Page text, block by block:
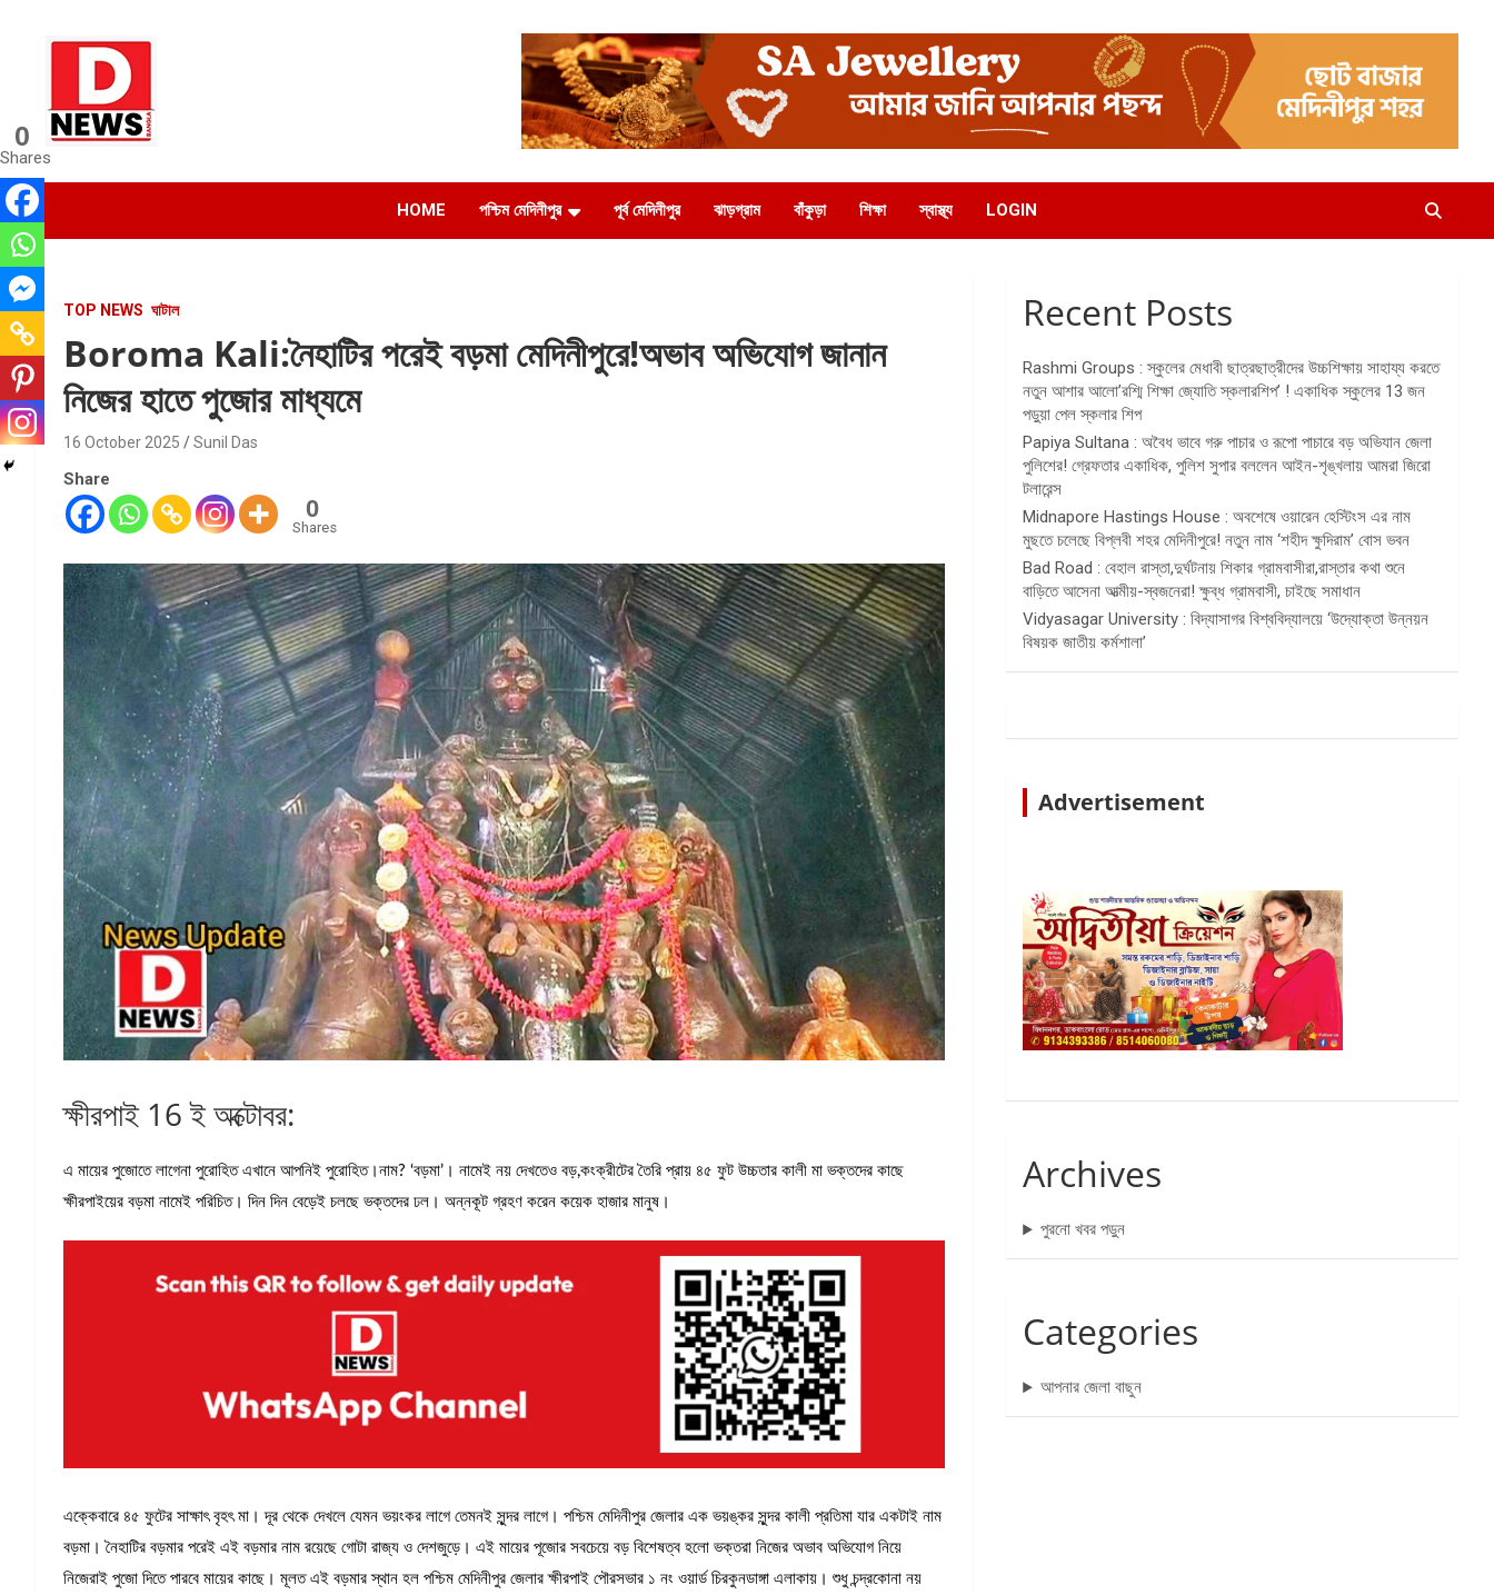
Dnews
#Medinipur #News #LatestBengali #NewsBangla
#Medinipur24X7News
HOME
পশ্চিম মেদিনীপুর পূর্ব মেদিনীপুর ঝাড়গ্রাম বাঁকুড়া শিক্ষা স্বাস্থ্য LOGIN
TOP NEWS ঘাটাল
Boroma Kali:নৈহাটির পরেই বড়মা মেদিনীপুরে!অভাব অভিযোগ জানান
নিজের হাতে পুজোর মাধ্যমে
16 October 2025 Sunil Das
Share
0
Shares
ক্ষীরপাই 16 ই অক্টোবর:
এ মায়ের পুজোতে লাগেনা পুরোহিত এখানে আপনিই পুরোহিত।নাম? ‘বড়মা’। নামেই নয় দেখতেও বড়,কংক্রীটের তৈরি প্রায় ৪৫ ফুট উচ্চতার কালী মা ভক্তদের কাছে
ক্ষীরপাইয়ের বড়মা নামেই পরিচিত। দিন দিন বেড়েই চলছে ভক্তদের ঢল। অন্নকূট গ্রহণ করেন কয়েক হাজার মানুষ।
এক্কেবারে ৪৫ ফুটের সাক্ষাৎ বৃহৎ মা। দূর থেকে দেখলে যেমন ভয়ংকর লাগে তেমনই সুন্দর লাগে। পশ্চিম মেদিনীপুর জেলার এক ভয়ঙ্কর সুন্দর কালী প্রতিমা যার একটাই নাম
বড়মা। নৈহাটির বড়মার পরেই এই বড়মার নাম রয়েছে গোটা রাজ্য ও দেশজুড়ে। এই মায়ের পূজোর সবচেয়ে বড় বিশেষত্ব হলো ভক্তরা নিজের অভাব অভিযোগ নিয়ে
নিজেরাই পুজো দিতে পারবে মায়ের কাছে। মূলত এই বড়মার স্থান হল পশ্চিম মেদিনীপুর জেলার ক্ষীরপাই পৌরসভার ১ নং ওয়ার্ড চিরকুনডাঙ্গা এলাকায়। শুধু চন্দ্রকোনা নয়
0
Shares
Recent Posts
Rashmi Groups : স্কুলের মেধাবী ছাত্রছাত্রীদের উচ্চশিক্ষায় সাহায্য করতে
নতুন আশার আলো’রশ্মি শিক্ষা জ্যোতি স্কলারশিপ’ ! একাধিক স্কুলের 13 জন
পড়ুয়া পেল স্কলার শিপ
Papiya Sultana : অবৈধ ভাবে গরু পাচার ও রূপো পাচারে বড় অভিযান জেলা
পুলিশের! গ্রেফতার একাধিক, পুলিশ সুপার বললেন আইন-শৃঙ্খলায় আমরা জিরো
টলারেন্স
Midnapore Hastings House : অবশেষে ওয়ারেন হেস্টিংস এর নাম
মুছতে চলেছে বিপ্লবী শহর মেদিনীপুরে! নতুন নাম ‘শহীদ ক্ষুদিরাম’ বোস ভবন
Bad Road : বেহাল রাস্তা,দুর্ঘটনায় শিকার গ্রামবাসীরা,রাস্তার কথা শুনে
বাড়িতে আসেনা আত্মীয়-স্বজনেরা! ক্ষুব্ধ গ্রামবাসী, চাইছে সমাধান
Vidyasagar University : বিদ্যাসাগর বিশ্ববিদ্যালয়ে ‘উদ্যোক্তা উন্নয়ন
বিষয়ক জাতীয় কর্মশালা’
Advertisement
Archives
পুরনো খবর পড়ুন
Categories
আপনার জেলা বাছুন